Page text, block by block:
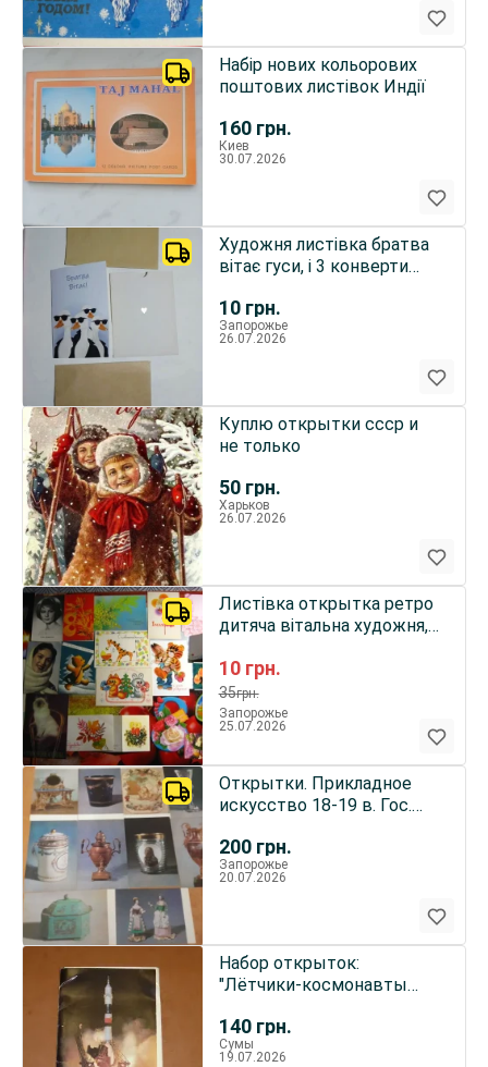
160 грн.
Набір нових кольорових
поштових листівок Индії
Киев
30.07.2026
10 грн.
Художня листівка братва
вітає гуси, і 3 конверти
Запорожье
26.07.2026
50 грн.
Куплю открытки ссср и
не только
Харьков
26.07.2026
10 грн.
35грн.
Листівка открытка ретро
дитяча вітальна художня,
Запорожье
25.07.2026
200 грн.
Открытки. Прикладное
искусство 18-19 в. Гос.
Запорожье
20.07.2026
140 грн.
Набор открыток:
"Лётчики-космонавты
Сумы
19.07.2026